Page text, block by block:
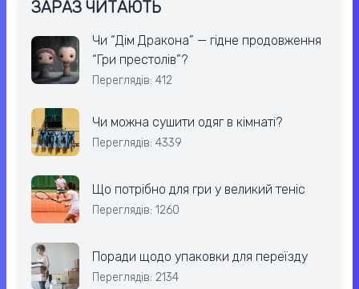
ЗАРАЗ ЧИТАЮТЬ
Чи “Дім Дракона” — гідне продовження
“Гри престолів”?
Переглядів: 412
Чи можна сушити одяг в кімнаті?
Переглядів: 4339
Що потрібно для гри у великий теніс
Переглядів: 1260
Поради щодо упаковки для переїзду
Переглядів: 2134